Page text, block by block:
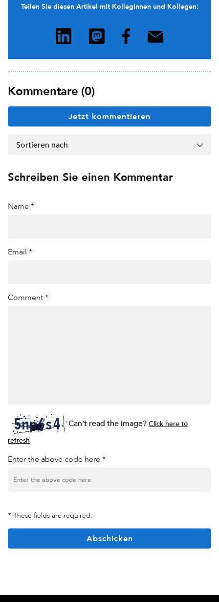
Teilen Sie diesen Artikel mit Kolleginnen und Kollegen:
Kommentare (0)
Jetzt kommentieren
Sortieren nach
Schreiben Sie einen Kommentar
Name *
Email *
Comment *
Can't read the image?Click here to
refresh
Enter the above code here *
* These fields are required.
Abschicken